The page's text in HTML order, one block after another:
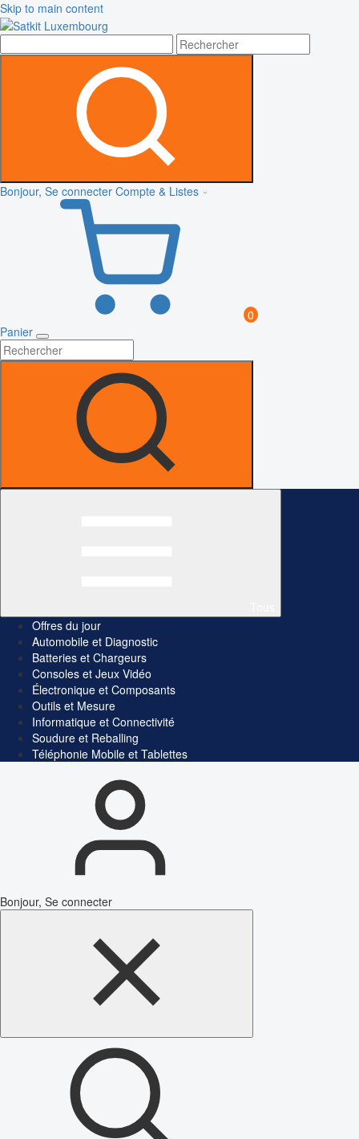
Skip to main content
Bonjour, Se connecter Compte & Listes
0
Panier
Offres du jour
Automobile et Diagnostic
Batteries et Chargeurs
Consoles et Jeux Vidéo
Électronique et Composants
Outils et Mesure
Informatique et Connectivité
Soudure et Reballing
Téléphonie Mobile et Tablettes
Bonjour, Se connecter